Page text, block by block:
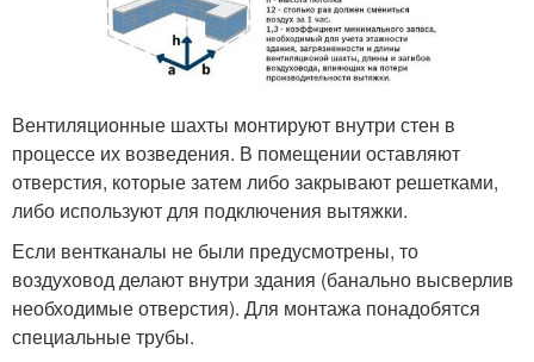
Вентиляционные шахты монтируют внутри стен в
процессе их возведения. В помещении оставляют
отверстия, которые затем либо закрывают решетками,
либо используют для подключения вытяжки.
Если вентканалы не были предусмотрены, то
воздуховод делают внутри здания (банально высверлив
необходимые отверстия). Для монтажа понадобятся
специальные трубы.